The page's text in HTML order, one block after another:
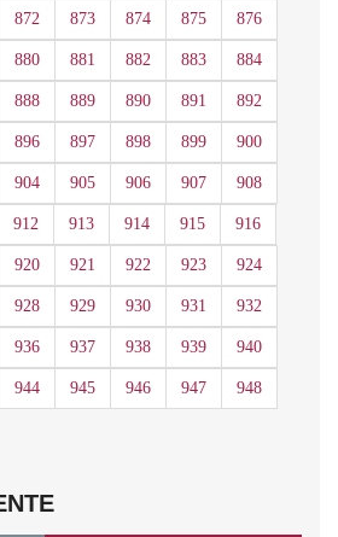
872 873 874 875 876
880 881 882 883 884
888 889 890 891 892
896 897 898 899 900
904 905 906 907 908
912 913 914 915 916
920 921 922 923 924
928 929 930 931 932
936 937 938 939 940
944 945 946 947 948